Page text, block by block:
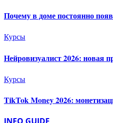
Почему в доме постоянно
Курсы
Нейровизуалист 2026: новая
Курсы
TikTok Money 2026: